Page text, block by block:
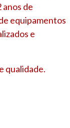
anos de
equipamentos
e
qualidade.